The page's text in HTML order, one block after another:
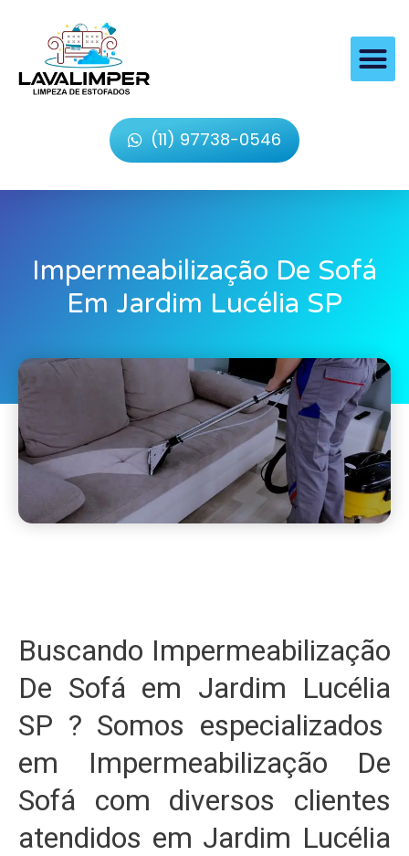
(11) 97738-0546
Impermeabilização De Sofá
Em Jardim Lucélia SP
Buscando Impermeabilização
De Sofá em Jardim Lucélia
SP ? Somos especializados
em Impermeabilização De
Sofá com diversos clientes
atendidos em Jardim Lucélia